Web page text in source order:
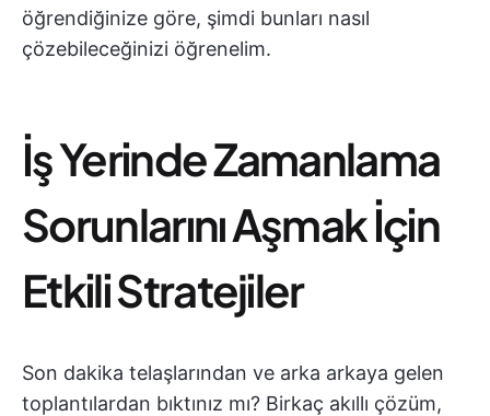
öğrendiğinize göre, şimdi bunları nasıl
çözebileceğinizi öğrenelim.
İş Yerinde Zamanlama
Sorunlarını Aşmak İçin
Etkili Stratejiler
Son dakika telaşlarından ve arka arkaya gelen
toplantılardan bıktınız mı? Birkaç akıllı çözüm,